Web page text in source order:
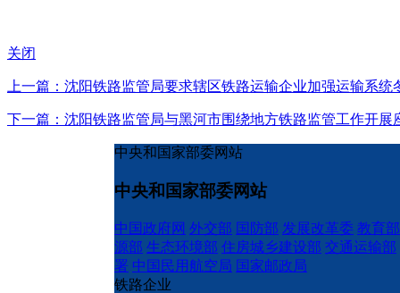
关闭
上一篇：沈阳铁路监管局要求辖区铁路运输企业加强运输系统
下一篇：沈阳铁路监管局与黑河市围绕地方铁路监管工作开展
中央和国家部委网站
中央和国家部委网站
中国政府网 外交部 国防部 发展改革委 教育部
源部 生态环境部 住房城乡建设部 交通运输部
署 中国民用航空局 国家邮政局
铁路企业